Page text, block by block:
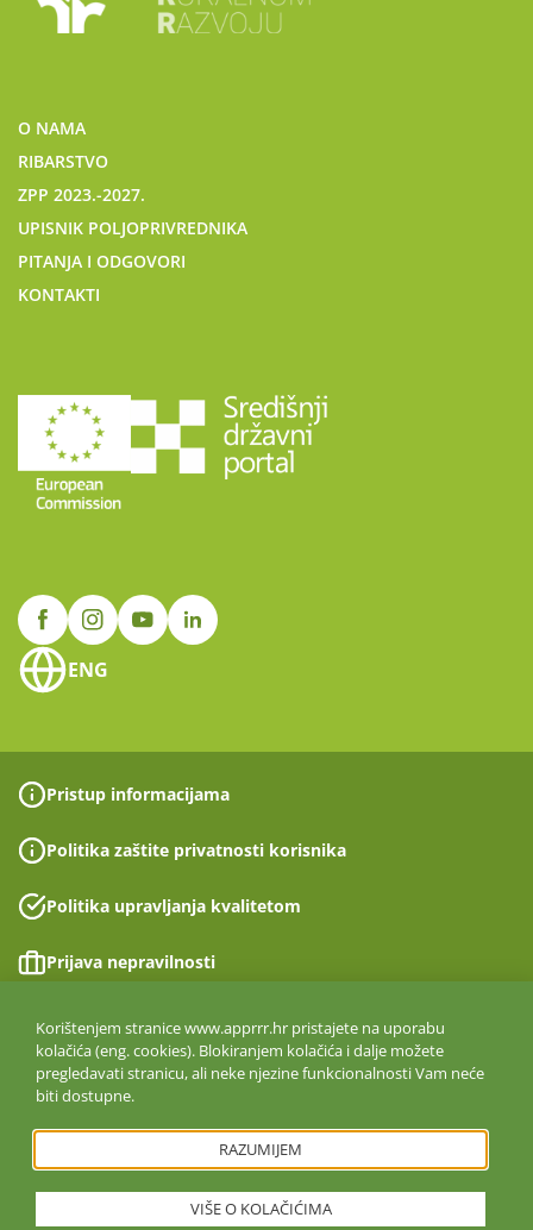
O NAMA
RIBARSTVO
ZPP 2023.-2027.
UPISNIK POLJOPRIVREDNIKA
PITANJA I ODGOVORI
KONTAKTI
ENG
Pristup informacijama
Politika zaštite privatnosti korisnika
Politika upravljanja kvalitetom
Prijava nepravilnosti
Izjava o pristupačnosti
Politika informacijske sigurnosti
ISO 27001:2022
Copyright © 2026. Agencija za plaćanja u poljoprivredi, ribarstvu i
Korištenjem stranice www.apprrr.hr pristajete na uporabu
kolačića (eng. cookies). Blokiranjem kolačića i dalje možete
pregledavati stranicu, ali neke njezine funkcionalnosti Vam neće
biti dostupne.
RAZUMIJEM
VIŠE O KOLAČIĆIMA